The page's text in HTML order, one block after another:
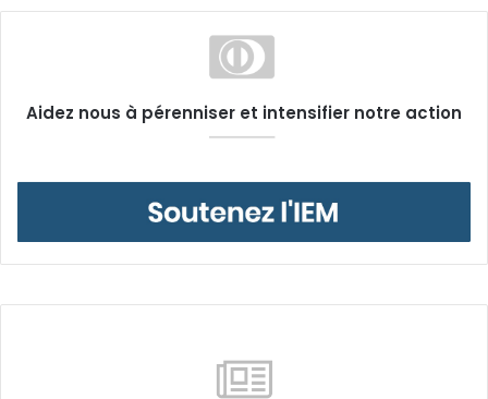
Aidez nous à pérenniser et intensifier notre action